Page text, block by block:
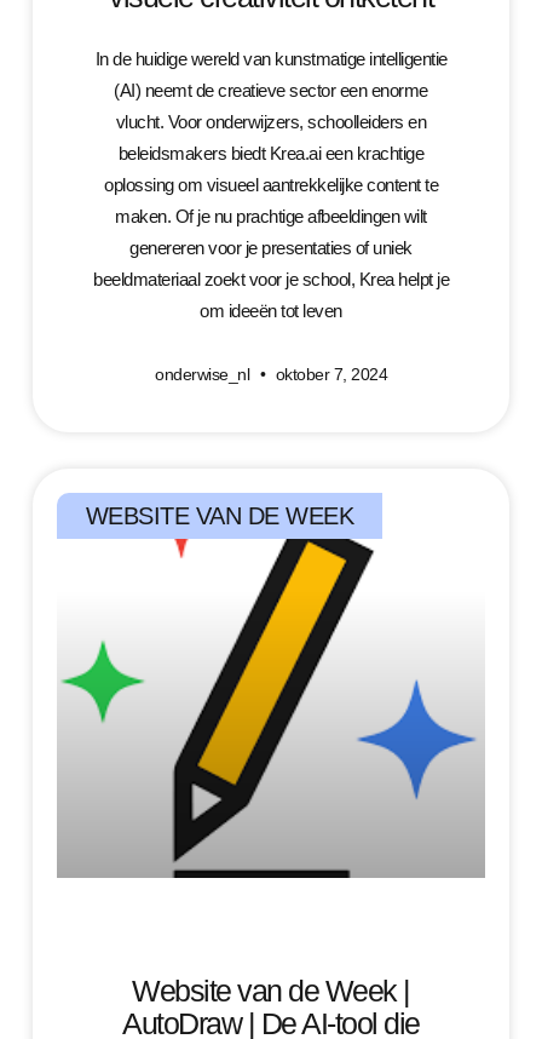
In de huidige wereld van kunstmatige intelligentie
(AI) neemt de creatieve sector een enorme
vlucht. Voor onderwijzers, schoolleiders en
beleidsmakers biedt Krea.ai een krachtige
oplossing om visueel aantrekkelijke content te
maken. Of je nu prachtige afbeeldingen wilt
genereren voor je presentaties of uniek
beeldmateriaal zoekt voor je school, Krea helpt je
om ideeën tot leven
onderwise_nl oktober 7, 2024
WEBSITE VAN DE WEEK
Website van de Week |
AutoDraw | De AI-tool die